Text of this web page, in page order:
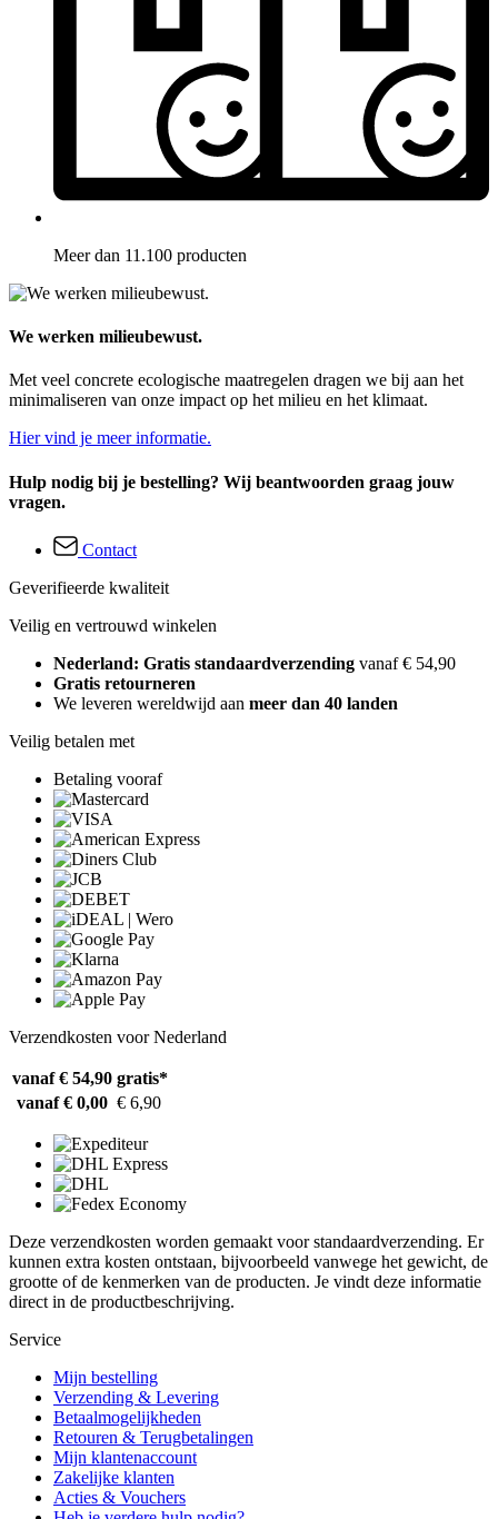
Meer dan 11.100 producten
We werken milieubewust.
Met veel concrete ecologische maatregelen dragen we bij aan het
minimaliseren van onze impact op het milieu en het klimaat.
Hier vind je meer informatie.
Hulp nodig bij je bestelling? Wij beantwoorden graag jouw
vragen.
Contact
Geverifieerde kwaliteit
Veilig en vertrouwd winkelen
Nederland: Gratis standaardverzending vanaf € 54,90
Gratis retourneren
We leveren wereldwijd aan meer dan 40 landen
Veilig betalen met
Betaling vooraf
Verzendkosten voor Nederland
vanaf € 54,90 gratis*
vanaf € 0,00 € 6,90
Deze verzendkosten worden gemaakt voor standaardverzending. Er
kunnen extra kosten ontstaan, bijvoorbeeld vanwege het gewicht, de
grootte of de kenmerken van de producten. Je vindt deze informatie
direct in de productbeschrijving.
Service
Mijn bestelling
Verzending & Levering
Betaalmogelijkheden
Retouren & Terugbetalingen
Mijn klantenaccount
Zakelijke klanten
Acties & Vouchers